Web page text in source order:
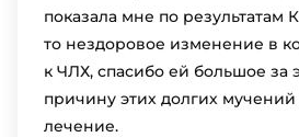
показала мне по результатам
то нездоровое изменение в
к ЧЛХ, спасибо ей большое за
причину этих долгих
лечение.